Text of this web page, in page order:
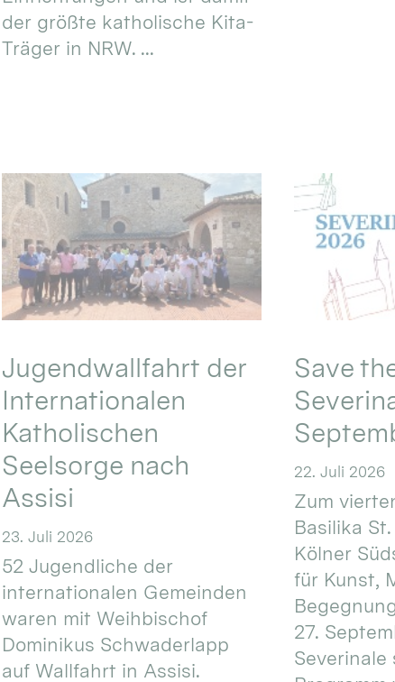
der größte katholische Kita-
Träger in NRW. ...
Jugendwallfahrt der
Internationalen
Katholischen
Seelsorge nach
Assisi
23. Juli 2026
52 Jugendliche der
internationalen Gemeinden
waren mit Weihbischof
Dominikus Schwaderlapp
auf Wallfahrt in Assisi.
Save
22. Juli 2026
Zum
Basilika
Kölner
für Kunst,
27.
Severinale